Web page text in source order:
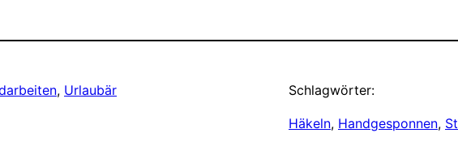
, Urlaubär Schlagwörter:
Häkeln, Handgesponnen,